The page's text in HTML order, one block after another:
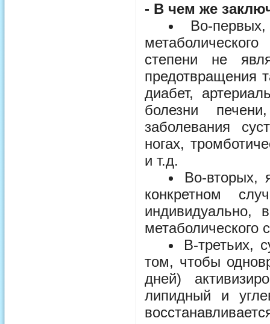
- В чем же
Во-
степени не
предотвращения
диабет,
болезни
заболевания
ногах,
и т.д.
Во-вторых,
конкретном
индивидуально,
метаболического
В-третьих,
том, чтобы
дней)
липидный и